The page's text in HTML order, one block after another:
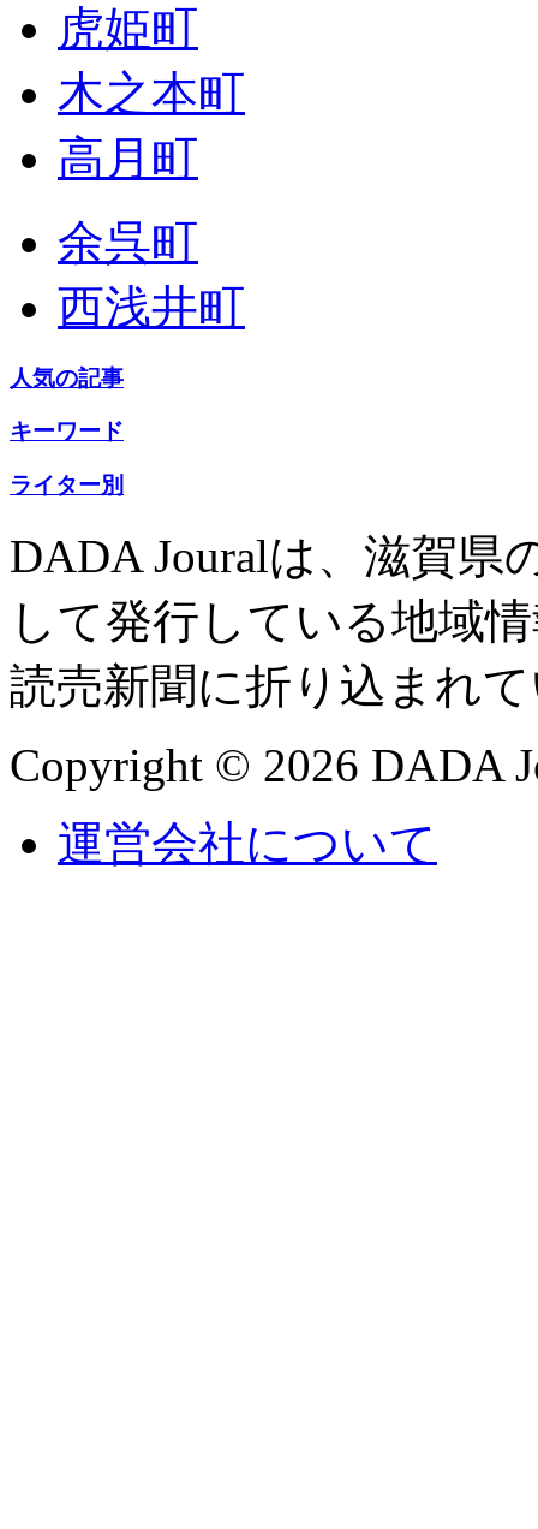
虎姫町
木之本町
高月町
余呉町
西浅井町
人気の記事
キーワード
ライター別
DADA Jouralは、滋賀県
して発行している地域
読売新聞に折り込まれ
Copyright © 2026 DADA
運営会社について